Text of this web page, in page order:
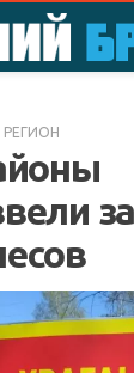
РЕГИОН